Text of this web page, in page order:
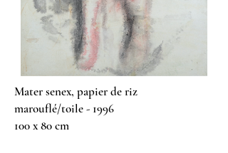
Mater senex, papier de riz
marouflé/toile - 1996
100 x 80 cm